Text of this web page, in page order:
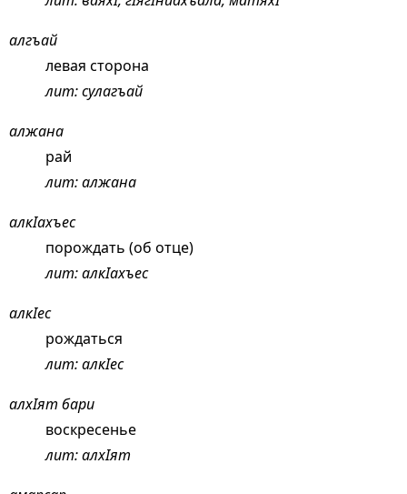
алгъай
левая сторона
лит: сулагъай
алжана
рай
лит: алжана
алкIахъес
порождать (об отце)
лит: алкIахъес
алкIес
рождаться
лит: алкIес
алхIят бари
воскресенье
лит: алхIят